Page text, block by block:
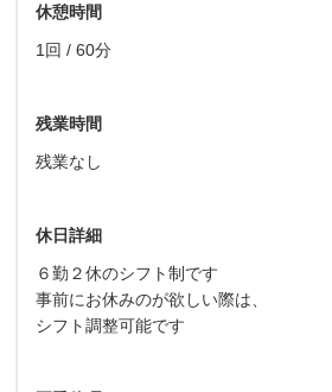
休憩時間
1回 / 60分
残業時間
残業なし
休日詳細
６勤２休のシフト制です
事前にお休みのが欲しい際は、
シフト調整可能です